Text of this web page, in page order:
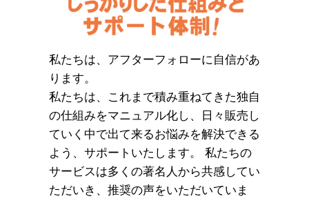
私たちは、アフターフォローに自信があ
ります。
私たちは、これまで積み重ねてきた独自
の仕組みをマニュアル化し、日々販売し
ていく中で出て来るお悩みを解決できる
よう、サポートいたします。 私たちの
サービスは多くの著名人から共感してい
ただいき、推奨の声をいただいていま